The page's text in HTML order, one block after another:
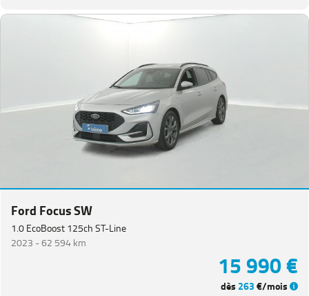
Ford Focus SW
1.0 EcoBoost 125ch ST-Line
2023 -62 594 km
15 990 €
dès 263€/mois